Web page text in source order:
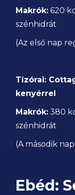
Makrók: 620
szénhidrát
(Az első nap
Tízórai:
kenyérrel
Makrók: 380
szénhidrát
(A második
Ebéd: